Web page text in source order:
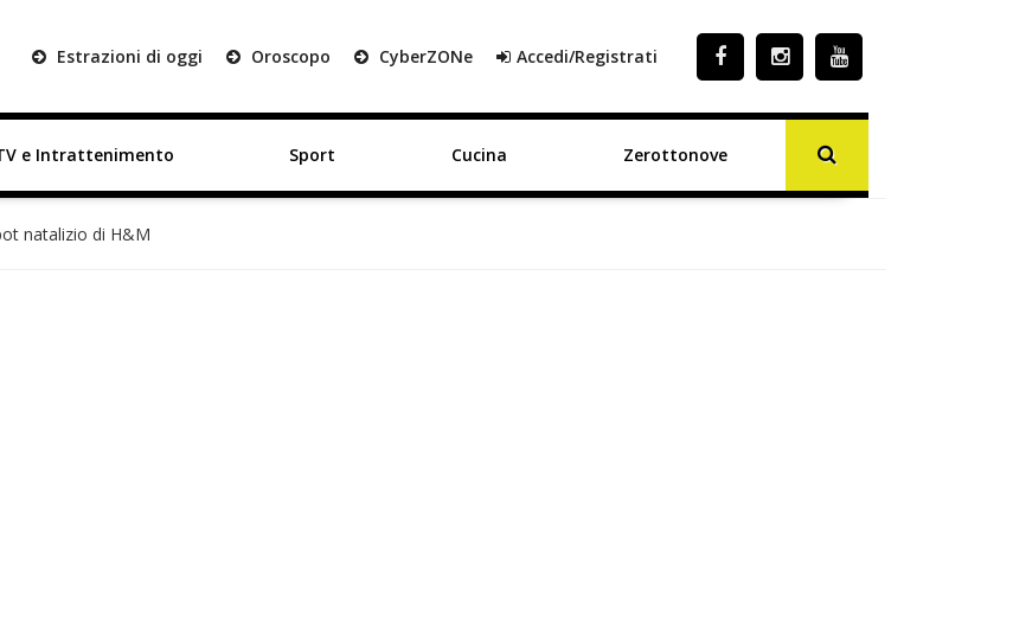
Estrazioni di oggi Oroscopo CyberZONe Accedi/Registrati
e Intrattenimento Sport Cucina Zerottonove
natalizio di H&M